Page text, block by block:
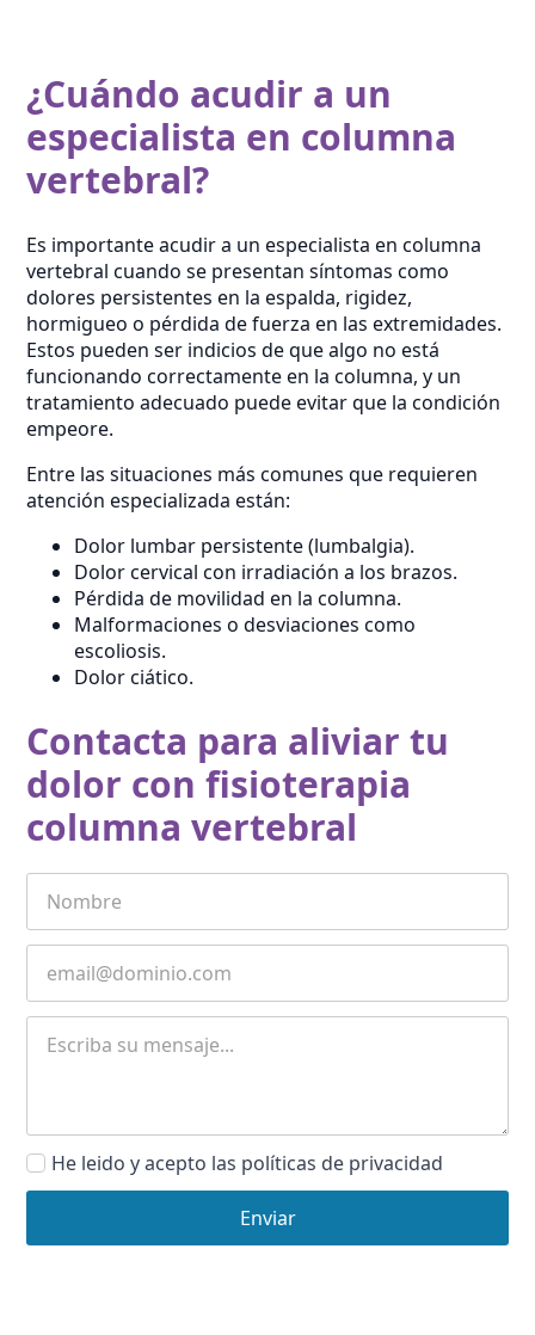
¿Cuándo acudir a un
especialista en columna
vertebral?
Es importante acudir a un especialista en columna
vertebral cuando se presentan síntomas como
dolores persistentes en la espalda, rigidez,
hormigueo o pérdida de fuerza en las extremidades.
Estos pueden ser indicios de que algo no está
funcionando correctamente en la columna, y un
tratamiento adecuado puede evitar que la condición
empeore.
Entre las situaciones más comunes que requieren
atención especializada están:
Dolor lumbar persistente (lumbalgia).
Dolor cervical con irradiación a los brazos.
Pérdida de movilidad en la columna.
Malformaciones o desviaciones como
escoliosis.
Dolor ciático.
Contacta para aliviar tu
dolor con fisioterapia
columna vertebral
Name
*
He leido y acepto las políticas de privacidad
Enviar